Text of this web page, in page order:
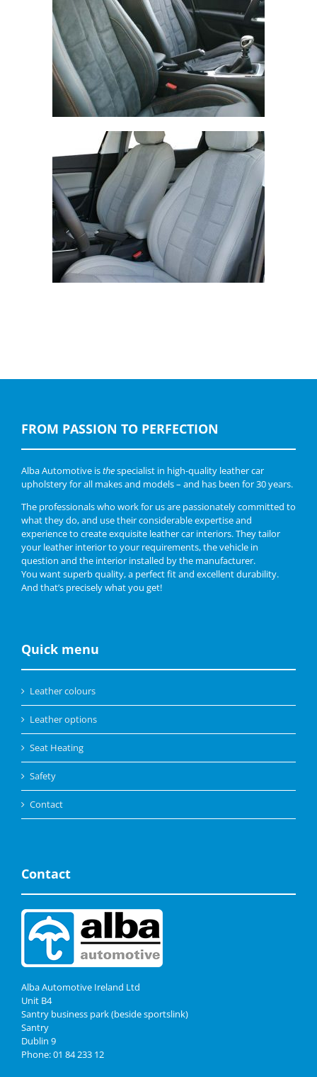
Peugeot 308, Buffalino Leather and Alcantara Black
Peugeot 308, Buffalino Leather with Alcantara
Titanium Gray
FROM PASSION TO PERFECTION
Alba Automotive isthespecialist in high-quality leather car
upholstery for all makes and models – and has been for 30 years.
The professionals who work for us are passionately committed to
what they do, and use their considerable expertise and
experience to create exquisite leather car interiors. They tailor
your leather interior to your requirements, the vehicle in
question and the interior installed by the manufacturer.
You want superb quality, a perfect fit and excellent durability.
And that’s precisely what you get!
Quick menu
Leather colours
Leather options
Seat Heating
Safety
Contact
Contact
Alba Automotive Ireland Ltd
Unit B4
Santry business park (beside sportslink)
Santry
Dublin 9
Phone: 01 84 233 12